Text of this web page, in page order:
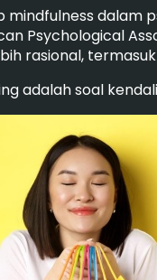
mindfulness
Psychological
rasional,
adalah soal